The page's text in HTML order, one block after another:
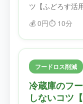
ツ【ふどろす活
のコツを紹介。
ず、フードロス
💰 0円⏱️ 10分
フードロス削減
冷蔵庫のフ
しないコツ